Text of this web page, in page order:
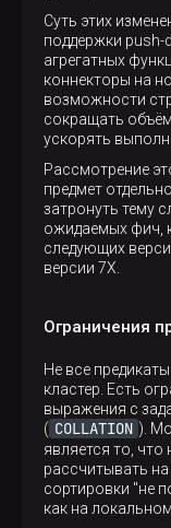
Суть этих
поддержки push-
агрегатных
коннекторы на
возможности
сокращать
ускорять
Рассмотрение
предмет
затронуть тему
ожидаемых фич,
следующих
версии 7X.
Ограничения
Не все
кластер. Есть
выражения с
( COLLATION ).
является то, что
рассчитывать
сортировки "не
как на